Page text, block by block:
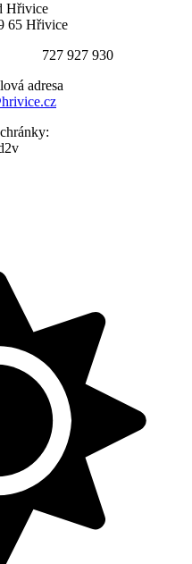
Hřivice
65 Hřivice
727 927 930
adresa